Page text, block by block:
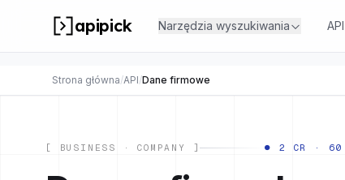
apipick Narzędzia wyszukiwania API
Strona główna/API/Dane firmowe
[ BUSINESS · COMPANY ] ● 2 CR · 60